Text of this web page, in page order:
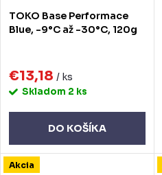
d
k
t
v
d
k
v
TOKO Base Performace
Blue, -9°C až -30°C, 120g
€13,18 / ks
Skladom 2 ks
DO KOŠÍKA
Akcia